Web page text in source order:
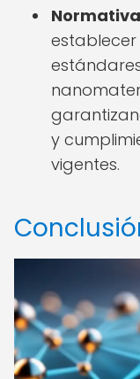
y
vigentes.